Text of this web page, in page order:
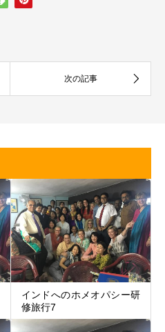
インドへのホメオパシー研
修旅行7